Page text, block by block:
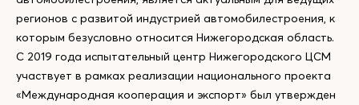
регионов с развитой индустрией автомобилестроения, к
которым безусловно относится Нижегородская область.
С 2019 года испытательный центр Нижегородского ЦСМ
участвует в рамках реализации национального проекта
«Международная кооперация и экспорт» был утвержден